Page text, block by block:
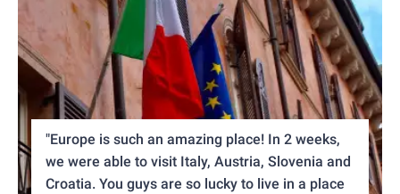
"Europe is such an amazing place! In 2 weeks,
we were able to visit Italy, Austria, Slovenia and
Croatia. You guys are so lucky to live in a place